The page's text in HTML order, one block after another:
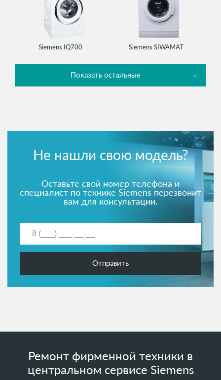
Siemens IQ700 Siemens SIWAMAT
Показать остальные
Не нашли свою модель?
Оставьте свой номер телефона и
специалист по технике Siemens перезвонит
вам для консультации.
Отправить
Ремонт фирменной техники в
центральном сервисе Siemens